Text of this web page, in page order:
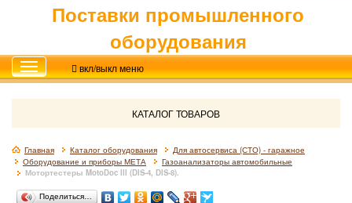
Поставки промышленного
оборудования
вкл/выкл меню
КАТАЛОГ ТОВАРОВ
Главная Каталог оборудования
Для автосервиса (СТО) - гаражное
Оборудование и приборы МЕТА
Газоанализаторы автомобильные
Мотортестеры MotoDoc III (DIS-4, DIS-8).
Поделиться…